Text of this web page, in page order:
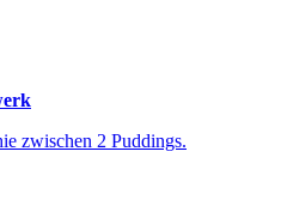
zwischen 2 Puddings.